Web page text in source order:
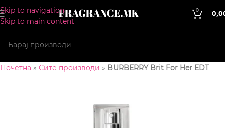
Skip to navigation
Skip to main content
0
Почетна » Сите производи » BURBERRY Brit For Her EDT